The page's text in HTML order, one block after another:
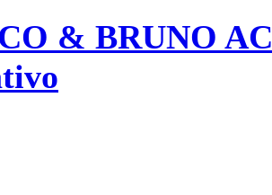
& BRUNO